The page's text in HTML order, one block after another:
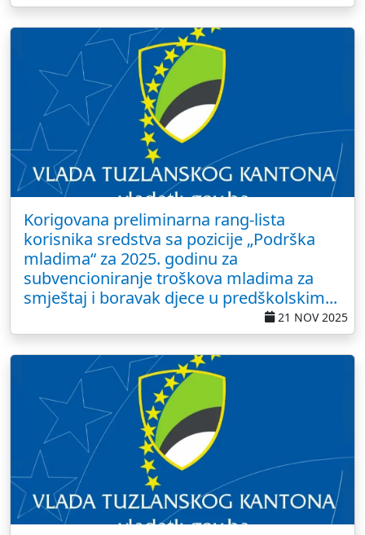
Korigovana preliminarna rang-lista
korisnika sredstva sa pozicije „Podrška
mladima“ za 2025. godinu za
subvencioniranje troškova mladima za
smještaj i boravak djece u predškolskim...
21 NOV 2025